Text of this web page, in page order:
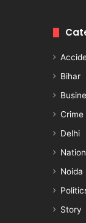
Bihar
Crime
Delhi
Noida
Story